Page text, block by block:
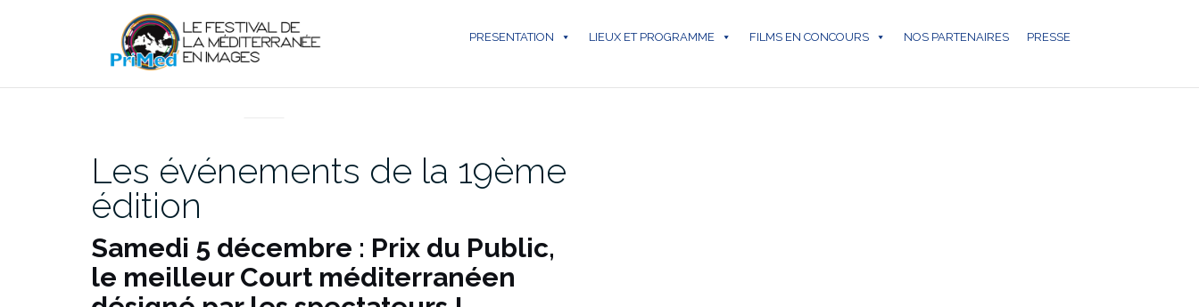
PRESENTATION LIEUX ET PROGRAMME FILMS EN CONCOURS NOS PARTENAIRES PRESSE
Les événements de la 19ème
édition
Samedi 5 décembre : Prix du Public,
le meilleur Court méditerranéen